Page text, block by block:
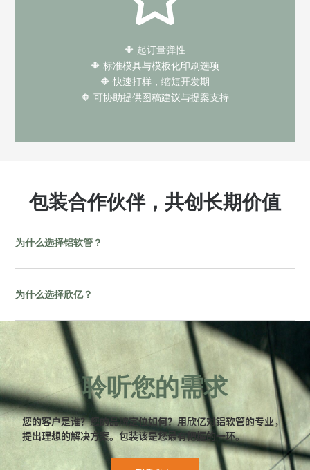
🔶 起订量弹性
🔶 标准模具与模板化印刷选项
🔶 快速打样，缩短开发期
🔶 可协助提供图稿建议与提案支持
包装合作伙伴，共创长期价值
为什么选择铝软管？
为什么选择欣亿？
聆听您的需求
您的客户是谁？您的品牌定位如何？用欣亿对铝软管的专业，
提出理想的解决方案。包装该是您最有把握的一环。